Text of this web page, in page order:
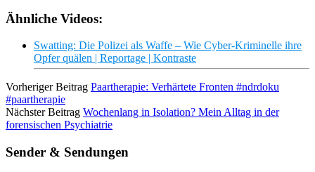
Ähnliche Videos:
Swatting: Die Polizei als Waffe – Wie Cyber-Kriminelle ihre
Opfer quälen | Reportage | Kontraste
Vorheriger Beitrag Paartherapie: Verhärtete Fronten #ndrdoku
#paartherapie
Nächster Beitrag Wochenlang in Isolation? Mein Alltag in der
forensischen Psychiatrie
Sender & Sendungen